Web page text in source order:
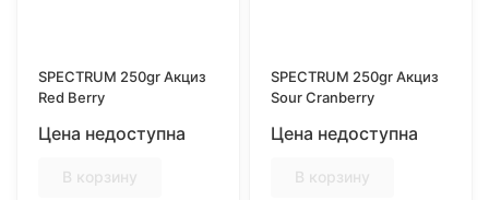
SPECTRUM 250gr Акциз
Red Berry
Цена недоступна
В корзину
SPECTRUM 250gr Акциз
Sour Cranberry
Цена недоступна
В корзину